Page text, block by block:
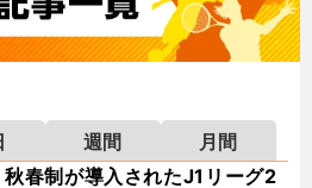
週間
月間
秋春制が導入されたJ1リーグ2